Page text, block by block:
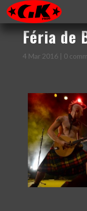
Féria de
4 Mar 2016| 0